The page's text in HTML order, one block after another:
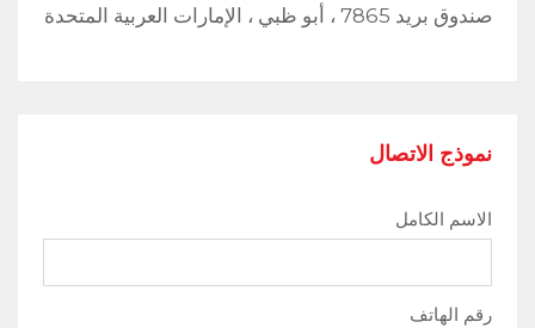
صندوق بريد 7865 ، أبو ظبي ، الإمارات العربية المتحدة
نموذج الاتصال
الاسم الكامل
رقم الهاتف